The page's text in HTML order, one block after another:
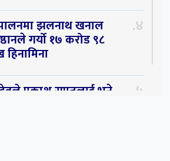
झलनाथ खनाल
गर्यो १७ करोड ९८
४
प्रकाश सपुतलाई भने ५